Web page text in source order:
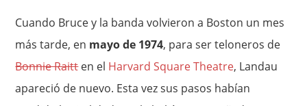
Cuando Bruce y la banda volvieron a Boston un mes
más tarde, en mayo de 1974, para ser teloneros de
Bonnie Raitten el Harvard Square Theatre, Landau
apareció de nuevo. Esta vez sus pasos habían